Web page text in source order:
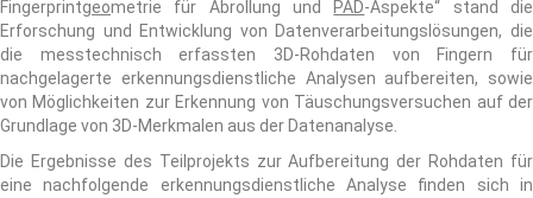
Fingerprintgeometrie für Abrollung und PAD-Aspekte“ stand die
Erforschung und Entwicklung von Datenverarbeitungslösungen, die
die messtechnisch erfassten 3D-Rohdaten von Fingern für
nachgelagerte erkennungsdienstliche Analysen aufbereiten, sowie
von Möglichkeiten zur Erkennung von Täuschungsversuchen auf der
Grundlage von 3D-Merkmalen aus der Datenanalyse.
Die Ergebnisse des Teilprojekts zur Aufbereitung der Rohdaten für
eine nachfolgende erkennungsdienstliche Analyse finden sich in